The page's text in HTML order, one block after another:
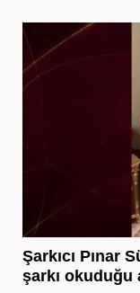
Şarkıcı Pınar
şarkı okuduğu